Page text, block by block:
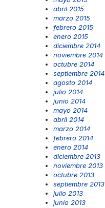
abril 2015
marzo 2015
febrero 2015
enero 2015
diciembre 2014
noviembre 2014
octubre 2014
septiembre 2014
agosto 2014
julio 2014
junio 2014
mayo 2014
abril 2014
marzo 2014
febrero 2014
enero 2014
diciembre 2013
noviembre 2013
octubre 2013
septiembre 2013
julio 2013
junio 2013